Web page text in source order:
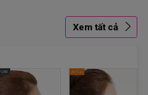
Xem tất cả